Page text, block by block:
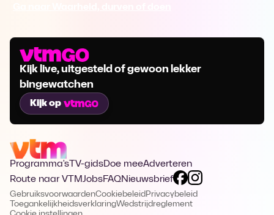
Kijk live, uitgesteld of gewoon lekker
bingewatchen
Kijk op
Programma's TV-gidsDoe meeAdverteren
Route naar VTMJobsFAQNieuwsbrief
GebruiksvoorwaardenCookiebeleid Privacybeleid
ToegankelijkheidsverklaringWedstrijdreglement